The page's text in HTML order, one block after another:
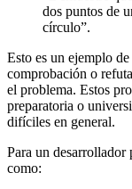
dos puntos de
círculo”.
Esto es un ejemplo
comprobación o
el problema. Estos
preparatoria o
difíciles en general.
Para un desarrollador
como: